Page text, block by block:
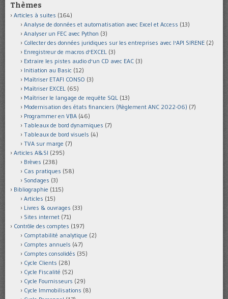
Thèmes
Articles à suites (164)
Analyse de données et automatisation avec Excel et Access (13)
Analyser un FEC avec Python (3)
Collecter des données juridiques sur les entreprises avec l'API SIRENE (2)
Enregistreur de macros d'EXCEL (3)
Extraire les pistes audio d'un CD avec EAC (3)
Initiation au Basic (12)
Maîtriser ETAFI CONSO (3)
Maîtriser EXCEL (65)
Maîtriser le langage de requête SQL (13)
Modernisation des états financiers (Règlement ANC 2022-06) (7)
Programmer en VBA (46)
Tableaux de bord dynamiques (7)
Tableaux de bord visuels (4)
TVA sur marge (7)
Articles A&SI (295)
Brèves (238)
Cas pratiques (58)
Sondages (3)
Bibliographie (115)
Articles (15)
Livres & ouvrages (33)
Sites internet (71)
Contrôle des comptes (197)
Comptabilité analytique (2)
Comptes annuels (47)
Comptes consolidés (35)
Cycle Clients (28)
Cycle Fiscalité (52)
Cycle Fournisseurs (29)
Cycle Immobilisations (8)